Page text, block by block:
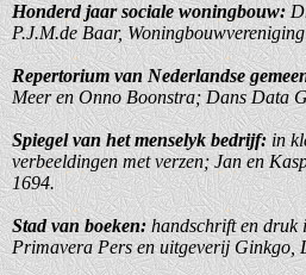
Honderd jaar sociale woningbouw:
P.J.M.de Baar,
Repertorium van Nederlandse
Meer en Onno Boonstra; Dans Data
Spiegel van het menselyk bedrijf: in
verbeeldingen met verzen; Jan en
1694.
Stad van boeken:handschrift en druk
Primavera Pers en uitgeverij Ginkgo,